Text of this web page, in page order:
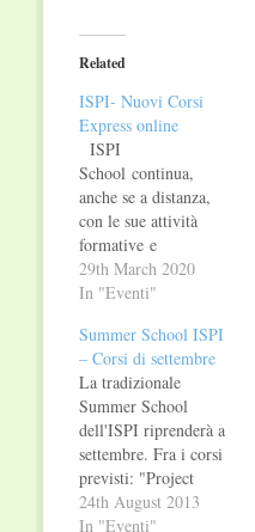
(Opens
in
new
Related
ISPI- Nuovi Corsi
Express online
ISPI
School continua,
anche se a distanza,
con le sue attività
formative e
presenta quattro
nuovi Corsi
durata di un giorno ,
da seguire online ,
con interazione
diretta tra docenti e
partecipanti . I "Corsi
Express" sono pensati
per tutti coloro che
desiderano arricchire
29th March 2020
In "Eventi"
Summer School ISPI
– Corsi di settembre
La tradizionale
Summer School
dell'ISPI riprenderà a
settembre. Fra i corsi
previsti: "Project
Cycle Management";
"La Russia nello
24th August 2013
In "Eventi"